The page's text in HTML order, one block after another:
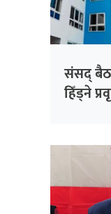
संसद्
हिँड्ने
विश्लेषण